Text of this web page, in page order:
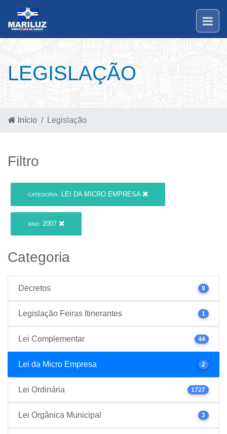
LEGISLAÇÃO
Início Legislação
Filtro
CATEGORIA: LEI DA MICRO EMPRESA
ANO: 2007
Categoria
Decretos 9
Legislação Feiras Itinerantes 1
Lei Complementar 44
Lei da Micro Empresa 2
Lei Ordinária 1727
Lei Orgânica Municipal 3